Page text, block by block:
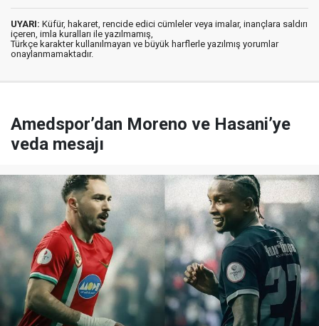
UYARI: Küfür, hakaret, rencide edici cümleler veya imalar, inançlara saldırı
içeren, imla kuralları ile yazılmamış,
Türkçe karakter kullanılmayan ve büyük harflerle yazılmış yorumlar
onaylanmamaktadır.
Amedspor’dan Moreno ve Hasani’ye
veda mesajı